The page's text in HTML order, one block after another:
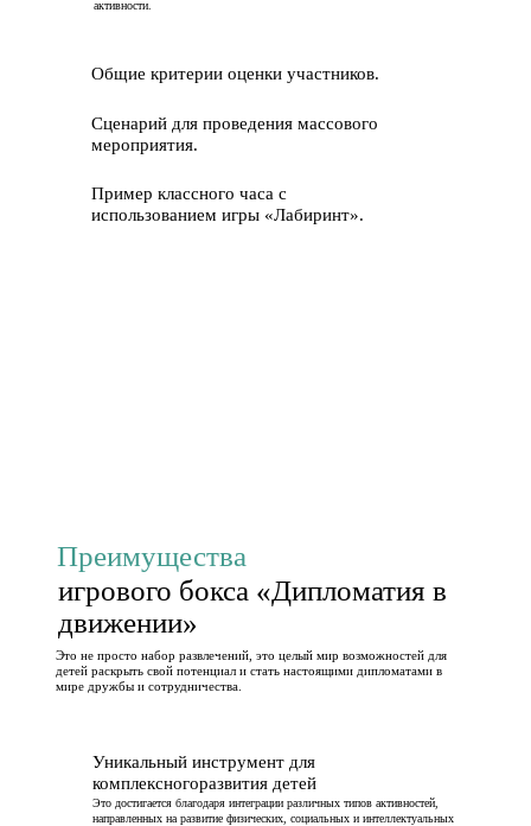
Общие критерии оценки участников.
Сценарий для проведения массового
мероприятия.
активности.
Пример классного часа с
использованием игры «Лабиринт».
Преимущества
Это не просто набор развлечений, это целый мир возможностей для
детей раскрыть свой потенциал и стать настоящими дипломатами в
мире дружбы и сотрудничества.
Уникальный инструмент для
комплексногоразвития детей
Это достигается благодаря интеграции различных типов активностей,
направленных на развитие физических, социальных и интеллектуальных
игрового бокса «Дипломатия в
движении»